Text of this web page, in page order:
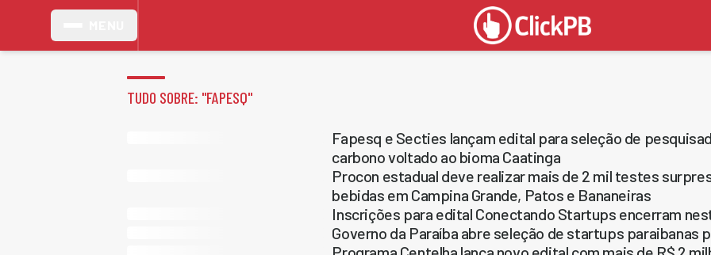
TUDO SOBRE: "FAPESQ"
Fapesq e Secties lançam edital para seleção de
carbono voltado ao bioma Caatinga
Procon estadual deve realizar mais de 2 mil testes
bebidas em Campina Grande, Patos e Bananeiras
Inscrições para edital Conectando Startups encerram
Governo da Paraíba abre seleção de startups paraibanas